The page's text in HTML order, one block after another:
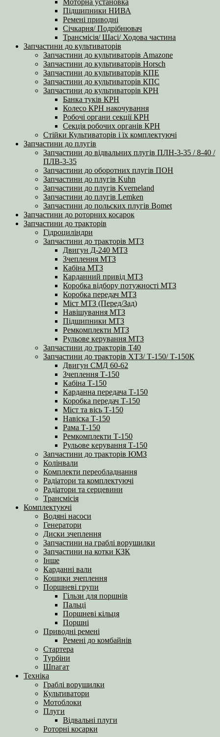
Моторна установка
Підшипники НИВА
Ремені приводні
Січкарня/ Подрібнювач
Трансмісія/ Шасі/ Ходова частина
Запчастини до культиваторів
Запчастини до культиваторів Amazone
Запчастини до культиваторів Horsch
Запчастини до культиваторів КПЕ
Запчастини до культиваторів КПС
Запчастини до культиваторів КРН
Банка туків КРН
Колесо КРН накочування
Робочі органи секції КРН
Секція робочих органів КРН
Стійки Культиваторів і їх комплектуючі
Запчастини до плугів
Запчастини до відвальних плугів ПЛН-3-35 / 8-40 /
ПЛВ-3-35
Запчастини до оборотних плугів ПОН
Запчастини до плугів Kuhn
Запчастини до плугів Kverneland
Запчастини до плугів Lemken
Запчастини до польских плугів Bomet
Запчастини до роторних косарок
Запчастини до тракторів
Гідроциліндри
Запчастини до тракторів МТЗ
Двигун Д-240 МТЗ
Зчеплення МТЗ
Кабіна МТЗ
Карданний привід МТЗ
Коробка відбору потужності МТЗ
Коробка передач МТЗ
Міст МТЗ (Перед/Зад)
Навішування МТЗ
Підшипники МТЗ
Ремкомплекти МТЗ
Рульове керування МТЗ
Запчастини до тракторів Т40
Запчастини до тракторів ХТЗ/ Т-150/ Т-150К
Двигун СМД 60-62
Зчеплення Т-150
Кабіна Т-150
Карданна передача Т-150
Коробка передач Т-150
Міст та вісь Т-150
Навіска Т-150
Рама Т-150
Ремкомплекти Т-150
Рульове керування Т-150
Запчастини до тракторів ЮМЗ
Колінвали
Комплекти переобладнання
Радіатори та комплектуючі
Радіатори та серцевини
Трансмісія
Комплектуючі
Водяні насоси
Генератори
Диски зчеплення
Запчастини на граблі ворушилки
Запчастини на котки КЗК
Інше
Карданні вали
Кошики зчеплення
Поршневі групи
Гільзи для поршнів
Пальці
Поршневі кільця
Поршні
Приводні ремені
Ремені до комбайнів
Стартера
Турбіни
Шпагат
Техніка
Граблі ворушилки
Культиватори
Мотоблоки
Плуги
Відвальні плуги
Роторні косарки